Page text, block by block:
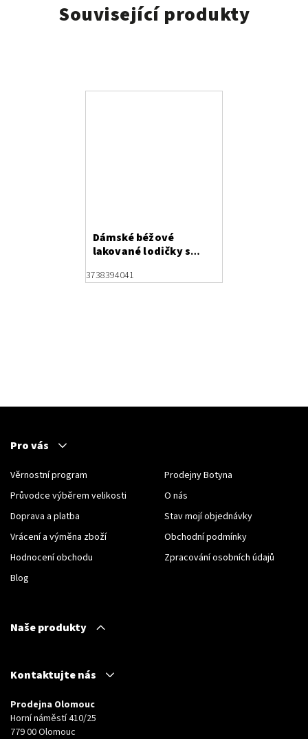
Související produkty
Dámské béžové
lakované lodičky s
3738394041
Pro vás
Věrnostní program
Průvodce výběrem velikosti
Doprava a platba
Vrácení a výměna zboží
Hodnocení obchodu
Blog
Prodejny Botyna
O nás
Stav mojí objednávky
Obchodní podmínky
Zpracování osobních údajů
Naše produkty
Kontaktujte nás
Prodejna Olomouc
Horní náměstí 410/25
779 00 Olomouc